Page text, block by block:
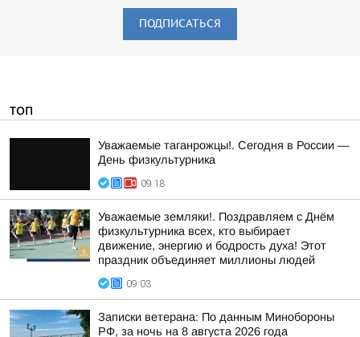
ПОДПИСАТЬСЯ
ТОП
Уважаемые таганрожцы!. Сегодня в России —
День физкультурника
09:18
Уважаемые земляки!. Поздравляем с Днём
физкультурника всех, кто выбирает
движение, энергию и бодрость духа! Этот
праздник объединяет миллионы людей
09:03
Записки ветерана: По данным Минобороны
РФ, за ночь на 8 августа 2026 года